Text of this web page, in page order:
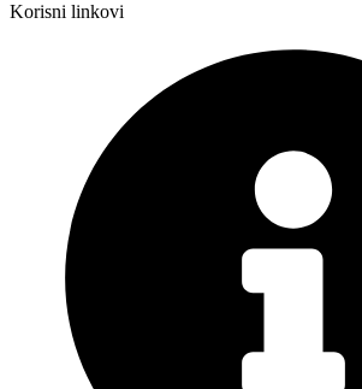
Korisni linkovi